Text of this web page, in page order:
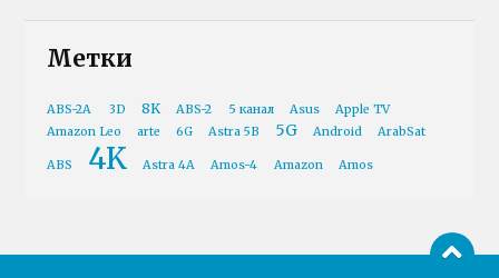
Метки
ABS-2A 3D 8K ABS-2 5 канал Asus
Apple TV
Amazon Leo
arte 6G Astra 5B 5G Android ArabSat
ABS 4K Astra 4A Amos-4 Amazon Amos